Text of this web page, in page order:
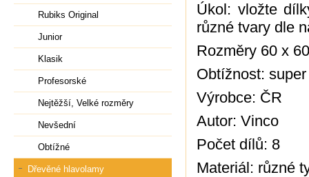
Úkol: vložte
různé tvary dle
Rozměry 60 x
Obtížnost:
Výrobce: ČR
Autor: Vinco
Počet dílů: 8
Materiál: různé
Rubiks Original
Junior
Klasik
Profesorské
Nejtěžší, Velké rozměry
Nevšední
Obtížné
Dřevěné hlavolamy